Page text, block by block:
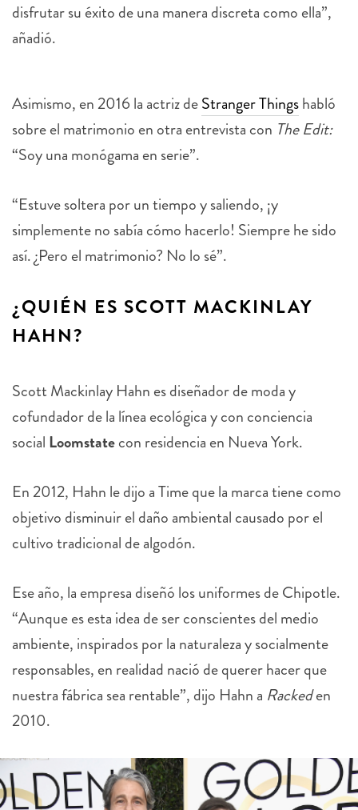
disfrutar su éxito de una manera discreta como ella”,
añadió.
Asimismo, en 2016 la actriz deStranger Thingshabló
sobre el matrimonio en otra entrevista con The Edit:
“Soy una monógama en serie”.
“Estuve soltera por un tiempo y saliendo, ¡y
simplemente no sabía cómo hacerlo! Siempre he sido
así. ¿Pero el matrimonio? No lo sé”.
¿QUIÉN ES SCOTT MACKINLAY
HAHN?
Scott Mackinlay Hahn es diseñador de moda y
cofundador de la línea ecológica y con conciencia
social Loomstatecon residencia en Nueva York.
En 2012, Hahn le dijo a Time que la marca tiene como
objetivo disminuir el daño ambiental causado por el
cultivo tradicional de algodón.
Ese año, la empresa diseñó los uniformes de Chipotle.
“Aunque es esta idea de ser conscientes del medio
ambiente, inspirados por la naturaleza y socialmente
responsables, en realidad nació de querer hacer que
nuestra fábrica sea rentable”, dijo Hahn a Rackeden
2010.